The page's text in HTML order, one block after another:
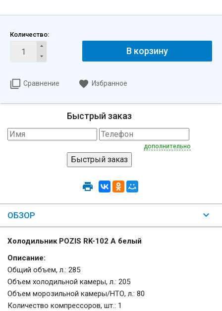
Количество:
В корзину
Сравнение Избранное
Быстрый заказ
дополнительно
ОБЗОР
Холодильник POZIS RK-102 А белый
Описание:
Общий объем, л.: 285
Объем холодильной камеры, л.: 205
Объем морозильной камеры/НТО, л.: 80
Количество компрессоров, шт.: 1